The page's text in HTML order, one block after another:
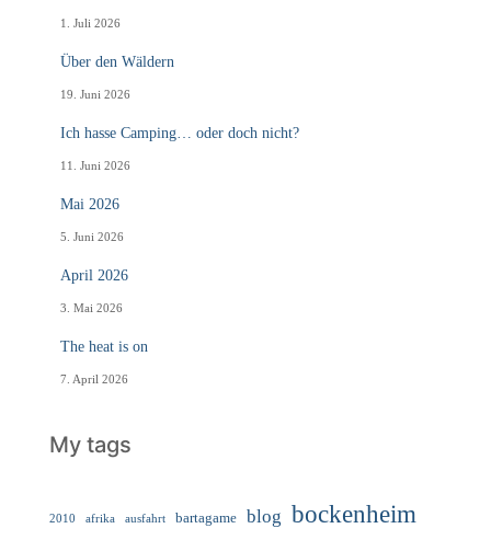
1. Juli 2026
Über den Wäldern
19. Juni 2026
Ich hasse Camping… oder doch nicht?
11. Juni 2026
Mai 2026
5. Juni 2026
April 2026
3. Mai 2026
The heat is on
7. April 2026
My tags
2010 afrika ausfahrt bartagame blog bockenheim